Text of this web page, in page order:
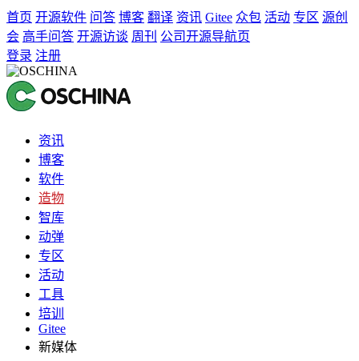
首页 开源软件 问答 博客 翻译 资讯 Gitee 众包 活动 专区 源创
会 高手问答 开源访谈 周刊 公司开源导航页
登录 注册
资讯
博客
软件
造物
智库
动弹
专区
活动
工具
培训
Gitee
新媒体